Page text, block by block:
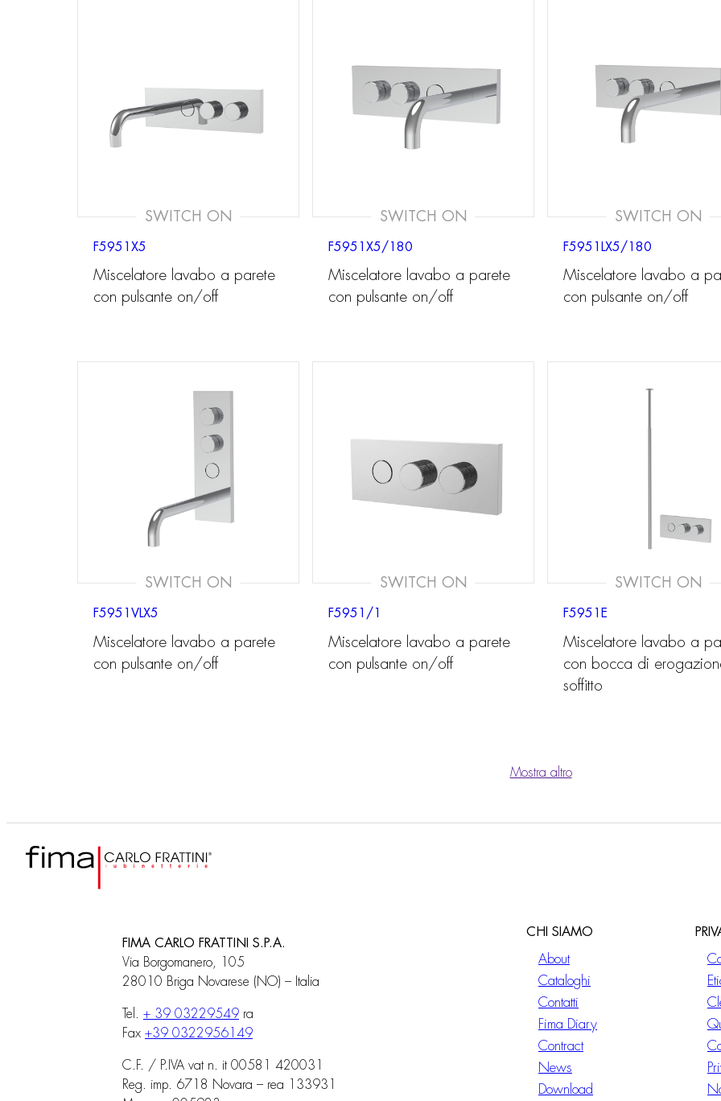
SWITCH ON
F5951X5
Miscelatore lavabo a parete
con pulsante on/off
SWITCH ON
F5951X5/180
Miscelatore lavabo a parete
con pulsante on/off
SWITCH ON
F5951LX5/180
Miscelatore lavabo a
con pulsante on/off
SWITCH ON
F5951VLX5
Miscelatore lavabo a parete
con pulsante on/off
SWITCH ON
F5951/1
Miscelatore lavabo a parete
con pulsante on/off
SWITCH ON
F5951E
Miscelatore lavabo a
con bocca di
soffitto
Mostra altro
FIMA CARLO FRATTINI S.P.A.
Via Borgomanero, 105
28010 Briga Novarese (NO) – Italia
Tel. + 39 03229549 ra
Fax +39 0322956149
C.F. / P.IVA vat n. it 00581 420031
Reg. imp. 6718 Novara – rea 133931
CHI SIAMO
About
Cataloghi
Contatti
Fima Diary
Contract
News
Download